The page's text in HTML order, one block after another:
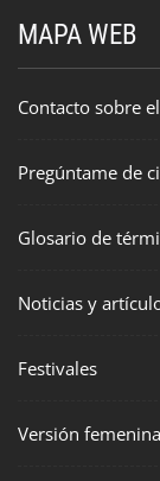
MAPA WEB
Contacto sobre
Pregúntame de
Glosario de
Noticias y
Festivales
Versión femenina